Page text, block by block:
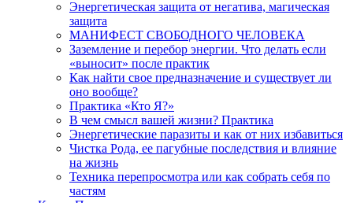
Энергетическая защита от негатива, магическая
защита
МАНИФЕСТ СВОБОДНОГО ЧЕЛОВЕКА
Заземление и перебор энергии. Что делать если
«выносит» после практик
Как найти свое предназначение и существует ли
оно вообще?
Практика «Кто Я?»
В чем смысл вашей жизни? Практика
Энергетические паразиты и как от них избавиться
Чистка Рода, ее пагубные последствия и влияние
на жизнь
Техника перепросмотра или как собрать себя по
частям